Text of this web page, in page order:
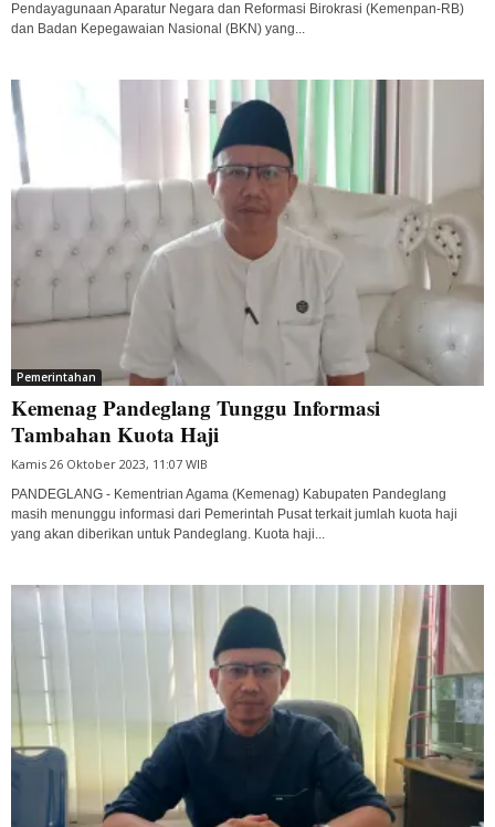
Pendayagunaan Aparatur Negara dan Reformasi Birokrasi (Kemenpan-RB)
dan Badan Kepegawaian Nasional (BKN) yang...
Pemerintahan
Kemenag Pandeglang Tunggu Informasi
Tambahan Kuota Haji
Kamis 26 Oktober 2023, 11:07 WIB
PANDEGLANG - Kementrian Agama (Kemenag) Kabupaten Pandeglang
masih menunggu informasi dari Pemerintah Pusat terkait jumlah kuota haji
yang akan diberikan untuk Pandeglang. Kuota haji...